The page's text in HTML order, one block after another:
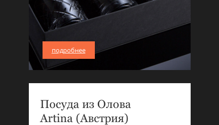
подробнее
Посуда из Олова
Artina (Австрия)